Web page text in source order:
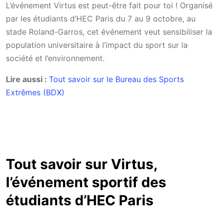
L’événement Virtus est peut-être fait pour toi ! Organisé
par les étudiants d’HEC Paris du 7 au 9 octobre, au
stade Roland-Garros, cet événement veut sensibiliser la
population universitaire à l’impact du sport sur la
société et l’environnement.
Lire aussi : Tout savoir sur le Bureau des Sports
Extrêmes (BDX)
Tout savoir sur Virtus,
l’événement sportif des
étudiants d’HEC Paris